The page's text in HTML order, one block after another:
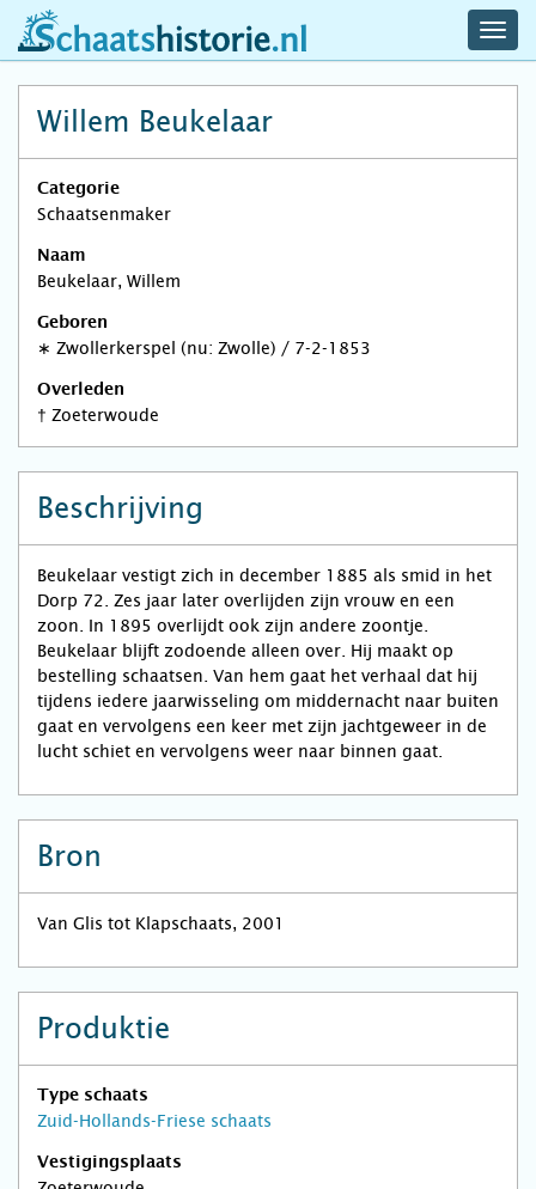
schaatshistorie.nl
Willem Beukelaar
Categorie
Schaatsenmaker
Naam
Beukelaar, Willem
Geboren
∗ Zwollerkerspel (nu: Zwolle) / 7-2-1853
Overleden
† Zoeterwoude
Beschrijving
Beukelaar vestigt zich in december 1885 als smid in het
Dorp 72. Zes jaar later overlijden zijn vrouw en een
zoon. In 1895 overlijdt ook zijn andere zoontje.
Beukelaar blijft zodoende alleen over. Hij maakt op
bestelling schaatsen. Van hem gaat het verhaal dat hij
tijdens iedere jaarwisseling om middernacht naar buiten
gaat en vervolgens een keer met zijn jachtgeweer in de
lucht schiet en vervolgens weer naar binnen gaat.
Bron
Van Glis tot Klapschaats, 2001
Produktie
Type schaats
Zuid-Hollands-Friese schaats
Vestigingsplaats